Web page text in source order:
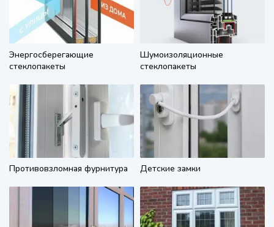
Энергосберегающие
стеклопакеты
Шумоизоляционные
стеклопакеты
Противовзломная фурнитура Детские замки